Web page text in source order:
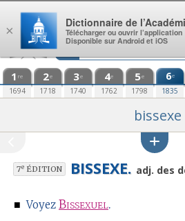
Aller au contenu
1 re
1694
2e
1718
3e
1740
4e
1762
5e
1798
6e
1835
bissexe
7eÉDITION BISSEXE. adj. des
■Voyez Bissexuel.
×
Dictionnaire de
Télécharger ou ouvrir l’application
Disponible sur Android et iOS